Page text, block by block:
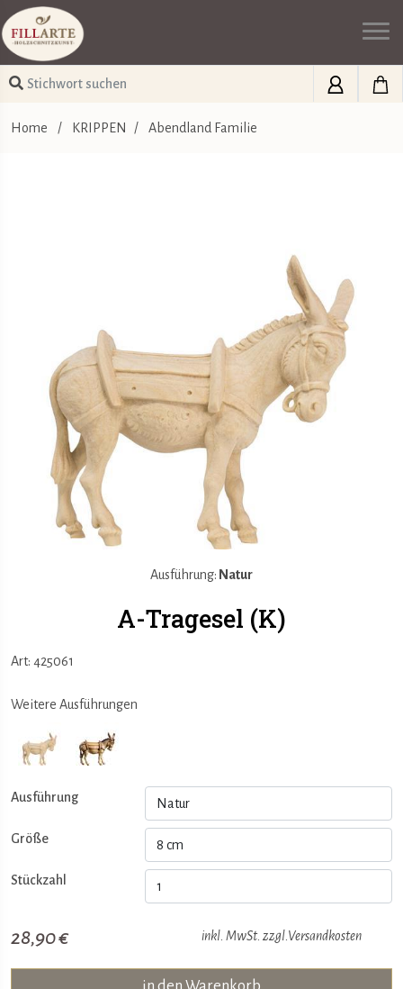
Home / KRIPPEN / Abendland Familie
Ausführung: Natur
A-Tragesel (K)
Art: 425061
Weitere Ausführungen
Ausführung
Größe
Stückzahl
28,90 € inkl. MwSt. zzgl. Versandkosten